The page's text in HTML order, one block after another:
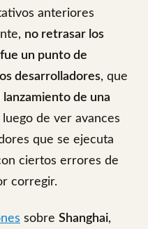
anteriores
no retrasar los
un punto de
desarrolladores, que
lanzamiento de una
luego de ver avances
que se ejecuta
ciertos errores de
corregir.
sobre Shanghai,